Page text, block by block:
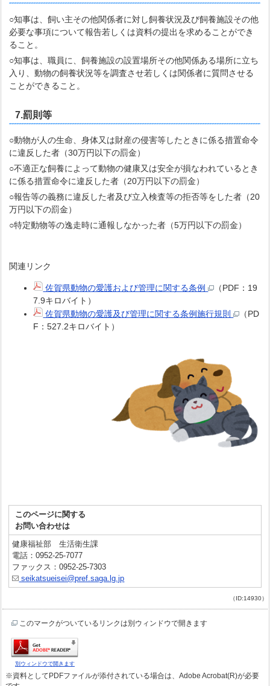
○知事は、飼い主その他関係者に対し飼養状況及び飼養施設その他
必要な事項について報告若しくは資料の提出を求めることができ
ること。
○知事は、職員に、飼養施設の設置場所その他関係ある場所に立ち
入り、動物の飼養状況等を調査させ若しくは関係者に質問させる
ことができること。
7.罰則等
○動物が人の生命、身体又は財産の侵害等したときに係る措置命令
に違反した者（30万円以下の罰金）
○不適正な飼養によって動物の健康又は安全が損なわれているとき
に係る措置命令に違反した者（20万円以下の罰金）
○報告等の義務に違反した者及び立入検査等の拒否等をした者（20
万円以下の罰金）
○特定動物等の逸走時に通報しなかった者（5万円以下の罰金）
関連リンク
佐賀県動物の愛護および管理に関する条例
（PDF：19
7.9キロバイト）
佐賀県動物の愛護及び管理に関する条例施行規則
（PD
F：527.2キロバイト）
このページに関する
お問い合わせは
健康福祉部 生活衛生課
電話：0952-25-7077
ファックス：0952-25-7303
seikatsueisei@pref.saga.lg.jp
（ID:14930）
このマークがついているリンクは別ウィンドウで開きます
別ウィンドウで開きます
※資料としてPDFファイルが添付されている場合は、Adobe Acrobat(R)が必要